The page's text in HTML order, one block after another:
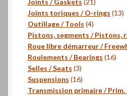
produits
Joints toriques / O-rings 1313
Outillage / Tools 44
produits
Pistons, segments / Pistons,
Roue libre démarreur /
Roulements / Bearings 1616
Selles / Seats 33
produits
Suspensions 1616
produits
Transmission primaire /